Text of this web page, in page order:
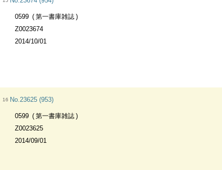
0599
第一書庫雑誌
Z0023674
2014/10/01
16 No.23625 (953)
0599
第一書庫雑誌
Z0023625
2014/09/01